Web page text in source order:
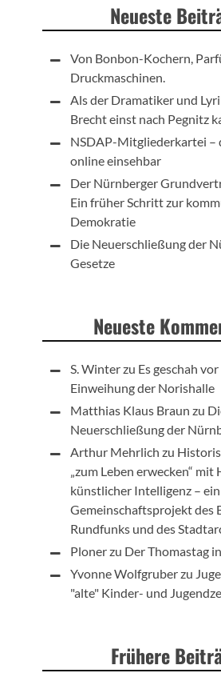
Neueste
Von Bonbon-Kochern,
Druckmaschinen.
Als der Dramatiker und
Brecht einst nach Pegnitz
NSDAP-Mitgliederkartei –
online einsehbar
Der Nürnberger
Ein früher Schritt zur
Demokratie
Die Neuerschließung der
Gesetze
Neueste
S. Winterzu Es geschah
Einweihung der Norishalle
Matthias Klaus Braun zu
Neuerschließung der
Arthur Mehrlich zu
„zum Leben erwecken“ mit
künstlicher Intelligenz – ein
Gemeinschaftsprojekt des
Rundfunks und des
Plonerzu Der Thomastag
Yvonne Wolfgruberzu
"alte" Kinder- und
Frühere